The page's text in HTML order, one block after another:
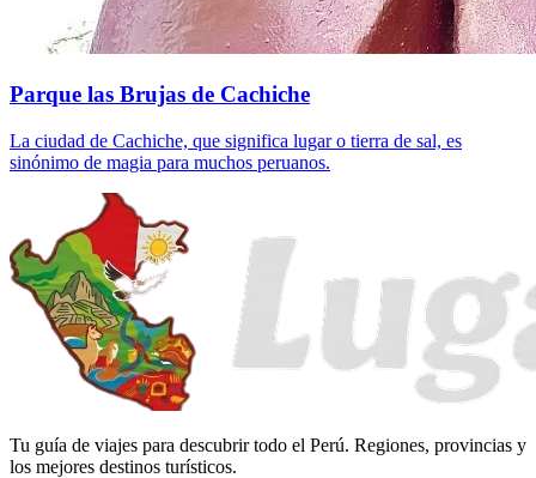
Parque las Brujas de Cachiche
La ciudad de Cachiche, que significa lugar o tierra de sal, es
sinónimo de magia para muchos peruanos.
Tu guía de viajes para descubrir todo el Perú. Regiones, provincias y
los mejores destinos turísticos.